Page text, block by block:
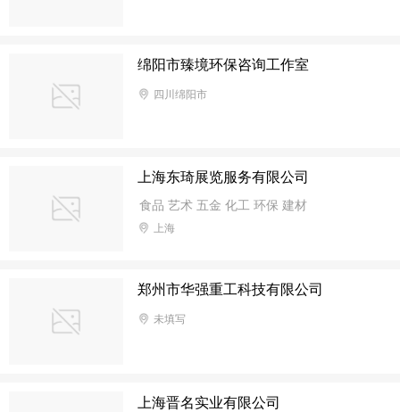
绵阳市臻境环保咨询工作室
四川绵阳市
上海东琦展览服务有限公司
食品 艺术 五金 化工 环保 建材
上海
郑州市华强重工科技有限公司
未填写
上海晋名实业有限公司